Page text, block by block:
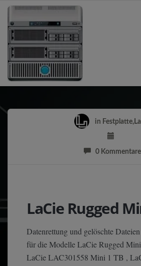
in Festplatte,
0 Kommentare
LaCie Rugged
Datenrettung und gelöschte
für die Modelle LaCie Rugged
LaCie LAC301558 Mini 1 TB ,